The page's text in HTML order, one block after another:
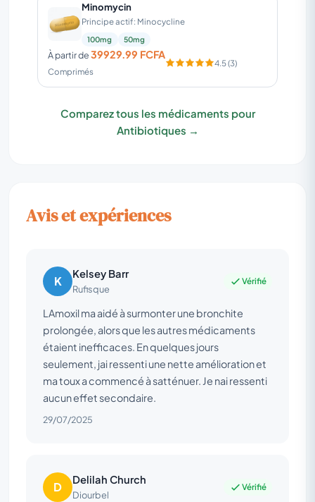
Minomycin
Principe actif: Minocycline
100mg 50mg
À partir de39929.99 FCFA
Comprimés
4.5 (3)
Comparez tous les médicaments pour
Antibiotiques →
Avis et expériences
K Kelsey Barr
Rufisque
Vérifié
LAmoxil ma aidé à surmonter une bronchite
prolongée, alors que les autres médicaments
étaient inefficaces. En quelques jours
seulement, jai ressenti une nette amélioration et
ma toux a commencé à satténuer. Je nai ressenti
aucun effet secondaire.
29/07/2025
D Delilah Church
Diourbel
Vérifié